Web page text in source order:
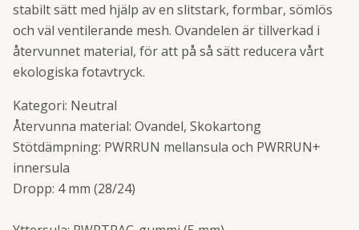
stabilt sätt med hjälp av en slitstark, formbar, sömlös
och väl ventilerande mesh. Ovandelen är tillverkad i
återvunnet material, för att på så sätt reducera vårt
ekologiska fotavtryck.
Kategori: Neutral
Återvunna material: Ovandel, Skokartong
Stötdämpning: PWRRUN mellansula och PWRRUN+
innersula
Dropp: 4 mm (28/24)